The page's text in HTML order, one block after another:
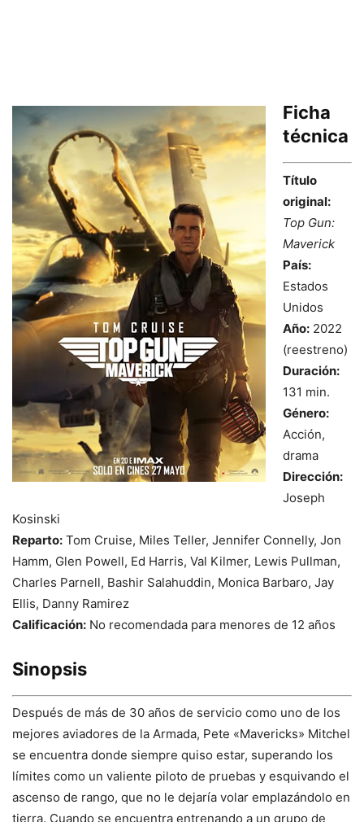
Ficha
técnica
Título
original:
Top Gun:
Maverick
País:
Estados
Unidos
Año: 2022
(reestreno)
Duración:
131 min.
Género:
Acción,
drama
Dirección:
Joseph
Kosinski
Reparto: Tom Cruise, Miles Teller, Jennifer Connelly, Jon
Hamm, Glen Powell, Ed Harris, Val Kilmer, Lewis Pullman,
Charles Parnell, Bashir Salahuddin, Monica Barbaro, Jay
Ellis, Danny Ramirez
Calificación: No recomendada para menores de 12 años
Sinopsis
Después de más de 30 años de servicio como uno de los
mejores aviadores de la Armada, Pete «Mavericks» Mitchel
se encuentra donde siempre quiso estar, superando los
límites como un valiente piloto de pruebas y esquivando el
ascenso de rango, que no le dejaría volar emplazándolo en
tierra. Cuando se encuentra entrenando a un grupo de